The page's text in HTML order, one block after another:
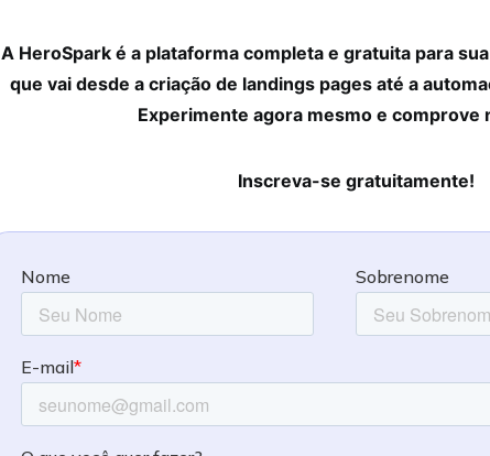
A HeroSpark é a plataforma completa e gratuita para
que vai desde a criação de landings pages até a
Experimente agora mesmo e comprove
Inscreva-se gratuitamente!